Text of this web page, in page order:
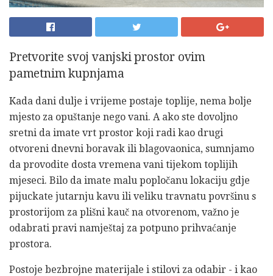
Pretvorite svoj vanjski prostor ovim
pametnim kupnjama
Kada dani dulje i vrijeme postaje toplije, nema bolje
mjesto za opuštanje nego vani. A ako ste dovoljno
sretni da imate vrt prostor koji radi kao drugi
otvoreni dnevni boravak ili blagovaonica, sumnjamo
da provodite dosta vremena vani tijekom toplijih
mjeseci. Bilo da imate malu popločanu lokaciju gdje
pijuckate jutarnju kavu ili veliku travnatu površinu s
prostorijom za plišni kauč na otvorenom, važno je
odabrati pravi namještaj za potpuno prihvaćanje
prostora.
Postoje bezbrojne materijale i stilovi za odabir - i kao